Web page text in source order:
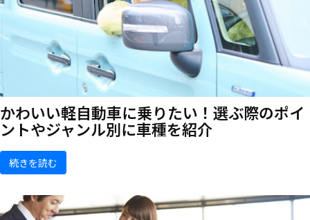
かわいい軽自動車に乗りたい！選ぶ際のポイ
ントやジャンル別に車種を紹介
続きを読む